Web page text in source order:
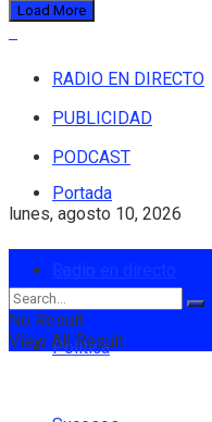
Load More
RADIO EN DIRECTO
PUBLICIDAD
PODCAST
lunes, agosto 10, 2026
Portada
Política
No Result
View All Result